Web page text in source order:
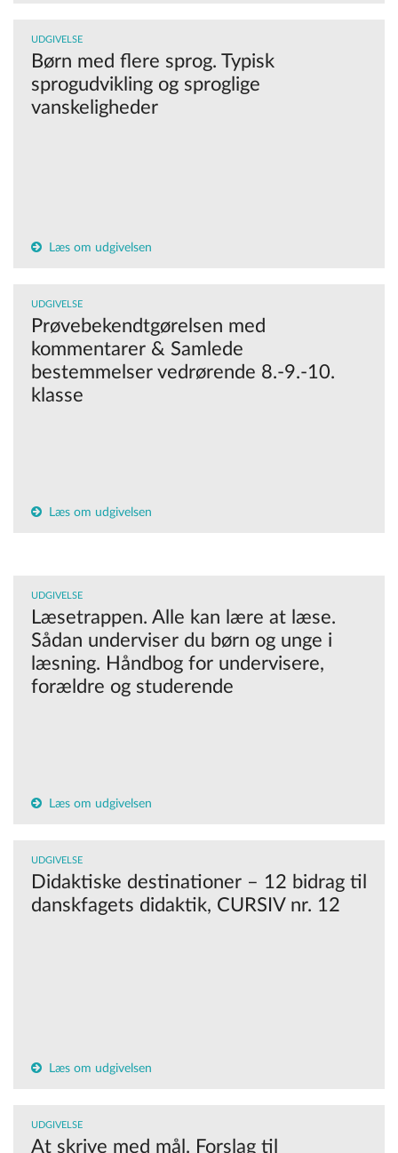
UDGIVELSE
Børn med flere sprog. Typisk
sprogudvikling og sproglige
vanskeligheder
Læs om udgivelsen
UDGIVELSE
Prøvebekendtgørelsen med
kommentarer & Samlede
bestemmelser vedrørende 8.-9.-10.
klasse
Læs om udgivelsen
UDGIVELSE
Læsetrappen. Alle kan lære at læse.
Sådan underviser du børn og unge i
læsning. Håndbog for undervisere,
forældre og studerende
Læs om udgivelsen
UDGIVELSE
Didaktiske destinationer – 12 bidrag til
danskfagets didaktik, CURSIV nr. 12
Læs om udgivelsen
UDGIVELSE
At skrive med mål. Forslag til